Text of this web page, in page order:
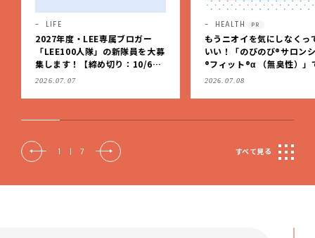
HEALTH
もうニオイを気にしなくっても
いい！「のびのび®サロンシップ
®フィット®α （無臭性）」で、
肩こりや足腰のダルさを出先で
2026.07.08
FORTUNE
【2026年下半期占い 真木
さんの星占い】変化から定
へ。星が、時代の節目を生
私たちを導く
2026.06.12
2 | 7 すべて見る